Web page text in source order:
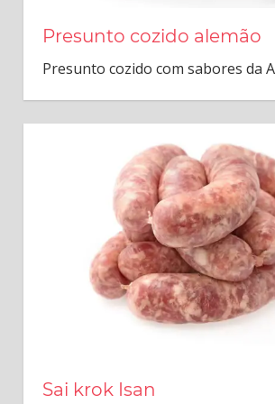
Presunto cozido alemão
Presunto cozido com sabores da
Sai krok Isan